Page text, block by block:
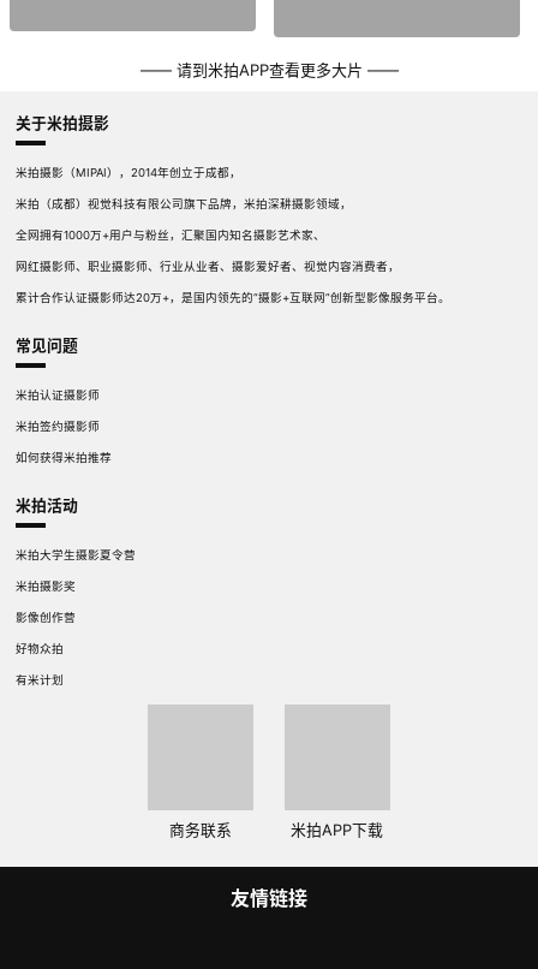
—— 请到米拍APP查看更多大片 ——
关于米拍摄影
米拍摄影（MIPAI），2014年创立于成都，
米拍（成都）视觉科技有限公司旗下品牌，米拍深耕摄影领域，
全网拥有1000万+用户与粉丝，汇聚国内知名摄影艺术家、
网红摄影师、职业摄影师、行业从业者、摄影爱好者、视觉内容消费者，
累计合作认证摄影师达20万+，是国内领先的“摄影+互联网”创新型影像服务平台。
常见问题
米拍认证摄影师
米拍签约摄影师
如何获得米拍推荐
米拍活动
米拍大学生摄影夏令营
米拍摄影奖
影像创作营
好物众拍
有米计划
商务联系 米拍APP下载
友情链接